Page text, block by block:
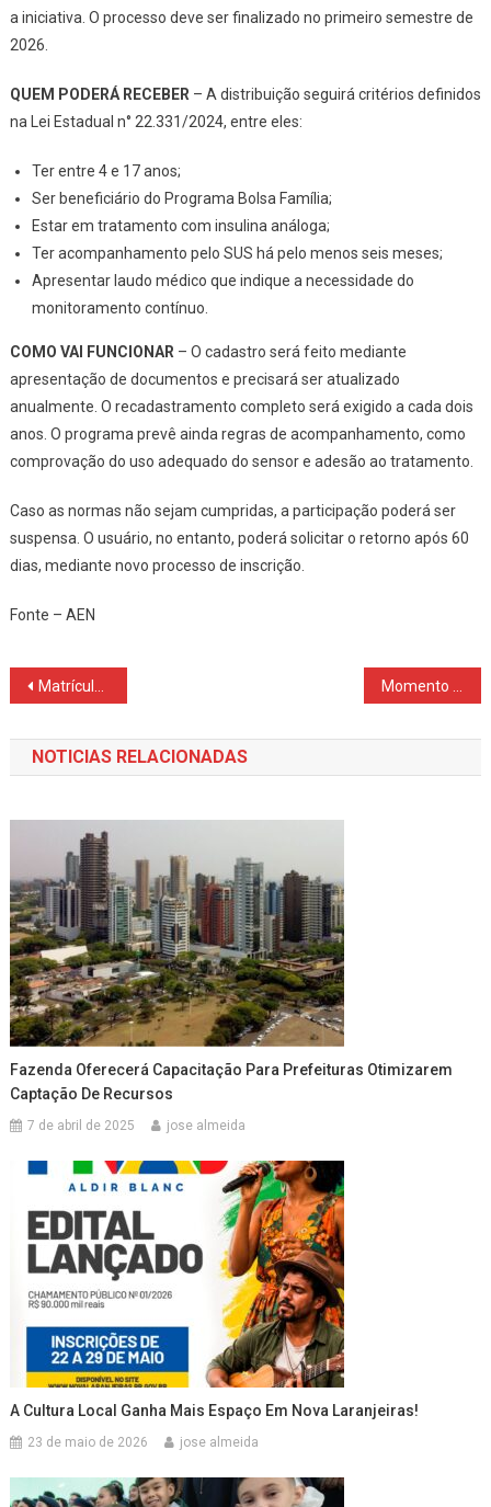
a iniciativa. O processo deve ser finalizado no primeiro semestre de
2026.
QUEM PODERÁ RECEBER – A distribuição seguirá critérios definidos
na Lei Estadual n° 22.331/2024, entre eles:
Ter entre 4 e 17 anos;
Ser beneficiário do Programa Bolsa Família;
Estar em tratamento com insulina análoga;
Ter acompanhamento pelo SUS há pelo menos seis meses;
Apresentar laudo médico que indique a necessidade do
monitoramento contínuo.
COMO VAI FUNCIONAR – O cadastro será feito mediante
apresentação de documentos e precisará ser atualizado
anualmente. O recadastramento completo será exigido a cada dois
anos. O programa prevê ainda regras de acompanhamento, como
comprovação do uso adequado do sensor e adesão ao tratamento.
Caso as normas não sejam cumpridas, a participação poderá ser
suspensa. O usuário, no entanto, poderá solicitar o retorno após 60
dias, mediante novo processo de inscrição.
Fonte – AEN
Navegação
de
Post
Matrículas na rede estadual de ensino do Paraná começam nesta quarta-feira
NOTICIAS RELACIONADAS
Fazenda Oferecerá Capacitação Para Prefeituras Otimizarem
Captação De Recursos
7 de abril de 2025 jose almeida
A Cultura Local Ganha Mais Espaço Em Nova Laranjeiras!
23 de maio de 2026 jose almeida